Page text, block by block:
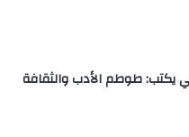
يكتب: طوطم الأدب والثقافة